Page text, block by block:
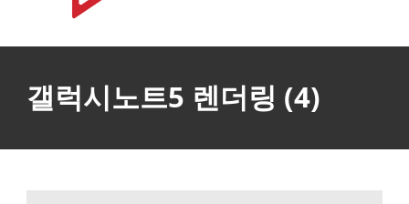
갤럭시노트5 렌더링 (4)